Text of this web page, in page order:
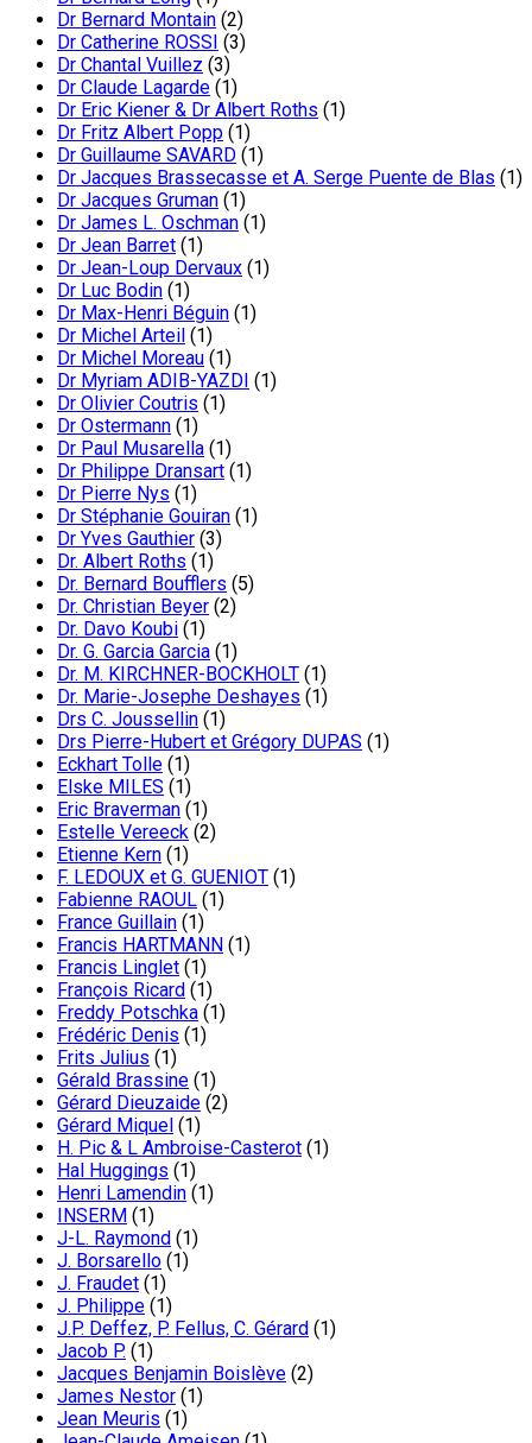
Dr Bernard Montain (2)
Dr Catherine ROSSI (3)
Dr Chantal Vuillez (3)
Dr Claude Lagarde (1)
Dr Eric Kiener & Dr Albert Roths (1)
Dr Fritz Albert Popp (1)
Dr Guillaume SAVARD (1)
Dr Jacques Brassecasse et A. Serge Puente de Blas (1)
Dr Jacques Gruman (1)
Dr James L. Oschman (1)
Dr Jean Barret (1)
Dr Jean-Loup Dervaux (1)
Dr Luc Bodin (1)
Dr Max-Henri Béguin (1)
Dr Michel Arteil (1)
Dr Michel Moreau (1)
Dr Myriam ADIB-YAZDI (1)
Dr Olivier Coutris (1)
Dr Ostermann (1)
Dr Paul Musarella (1)
Dr Philippe Dransart (1)
Dr Pierre Nys (1)
Dr Stéphanie Gouiran (1)
Dr Yves Gauthier (3)
Dr. Albert Roths (1)
Dr. Bernard Boufflers (5)
Dr. Christian Beyer (2)
Dr. Davo Koubi (1)
Dr. G. Garcia Garcia (1)
Dr. M. KIRCHNER-BOCKHOLT (1)
Dr. Marie-Josephe Deshayes (1)
Drs C. Joussellin (1)
Drs Pierre-Hubert et Grégory DUPAS (1)
Eckhart Tolle (1)
Elske MILES (1)
Eric Braverman (1)
Estelle Vereeck (2)
Etienne Kern (1)
F. LEDOUX et G. GUENIOT (1)
Fabienne RAOUL (1)
France Guillain (1)
Francis HARTMANN (1)
Francis Linglet (1)
François Ricard (1)
Freddy Potschka (1)
Frédéric Denis (1)
Frits Julius (1)
Gérald Brassine (1)
Gérard Dieuzaide (2)
Gérard Miquel (1)
H. Pic & L Ambroise-Casterot (1)
Hal Huggings (1)
Henri Lamendin (1)
INSERM (1)
J-L. Raymond (1)
J. Borsarello (1)
J. Fraudet (1)
J. Philippe (1)
J.P. Deffez, P. Fellus, C. Gérard (1)
Jacob P. (1)
Jacques Benjamin Boislève (2)
James Nestor (1)
Jean Meuris (1)